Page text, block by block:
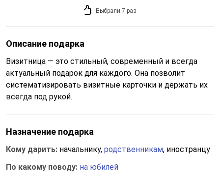
Выбрали 7 раз
Описание подарка
Визитница — это стильный, современный и всегда
актуальный подарок для каждого. Она позволит
систематизировать визитные карточки и держать их
всегда под рукой.
Назначение подарка
Кому дарить: начальнику, родственникам, иностранцу
По какому поводу: на юбилей